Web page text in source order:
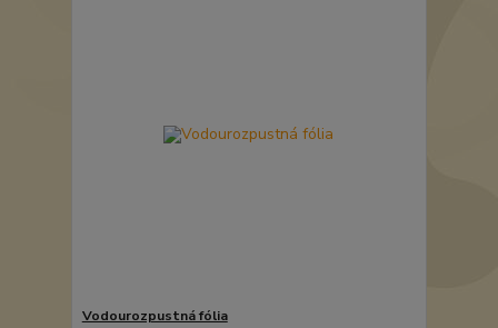
Vodourozpustná fólia